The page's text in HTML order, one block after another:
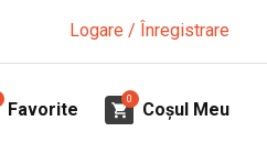
Logare / Înregistrare
Favorite
0
Coșul Meu